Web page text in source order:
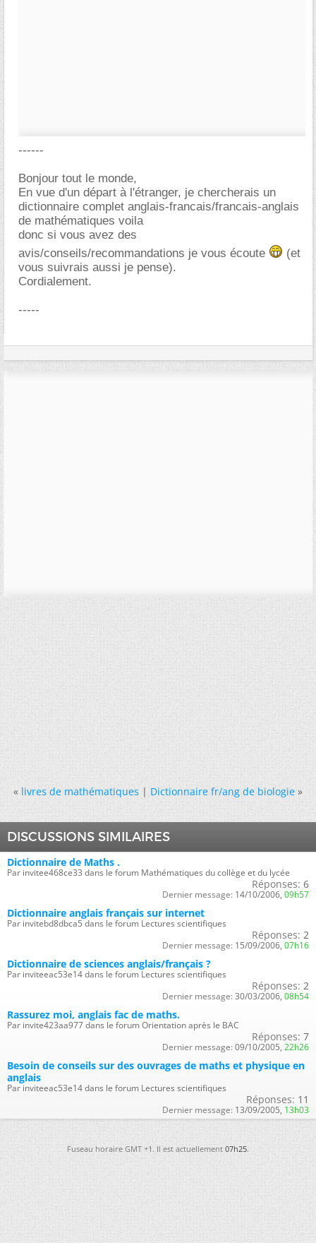
------
Bonjour tout le monde,
En vue d'un départ à l'étranger, je chercherais un
dictionnaire complet anglais-francais/francais-anglais
de mathématiques voila
donc si vous avez des
avis/conseils/recommandations je vous écoute
(et
vous suivrais aussi je pense).
Cordialement.
-----
« livres de mathématiques|Dictionnaire fr/ang de biologie »
DISCUSSIONS SIMILAIRES
Dictionnaire de Maths .
Par invitee468ce33 dans le forum Mathématiques du collège et du lycée
Réponses: 6
Dernier message: 14/10/2006, 09h57
Dictionnaire anglais français sur internet
Par invitebd8dbca5 dans le forum Lectures scientifiques
Réponses: 2
Dernier message: 15/09/2006, 07h16
Dictionnaire de sciences anglais/français ?
Par inviteeac53e14 dans le forum Lectures scientifiques
Réponses: 2
Dernier message: 30/03/2006, 08h54
Rassurez moi, anglais fac de maths.
Par invite423aa977 dans le forum Orientation après le BAC
Réponses: 7
Dernier message: 09/10/2005, 22h26
Besoin de conseils sur des ouvrages de maths et physique en
anglais
Par inviteeac53e14 dans le forum Lectures scientifiques
Réponses: 11
Dernier message: 13/09/2005, 13h03
Fuseau horaire GMT +1. Il est actuellement07h25.